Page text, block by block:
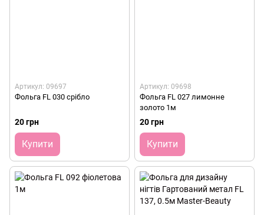
Артикул: 09697
Фольга FL 030 срібло
20 грн
Купити
Артикул: 09698
Фольга FL 027 лимонне
золото 1м
20 грн
Купити